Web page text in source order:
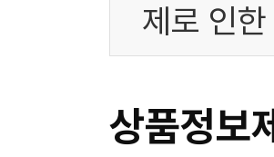
제로 인
상품정보